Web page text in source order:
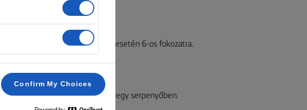
C-ra/180 C-ra, vagy gázsütő esetén 6-os fokozatra.
cukor és vaníliamag keverékét egy serpenyőben.
Confirm My Choices